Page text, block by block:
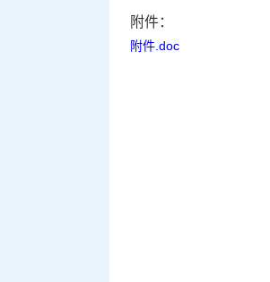
附件：
附件.doc